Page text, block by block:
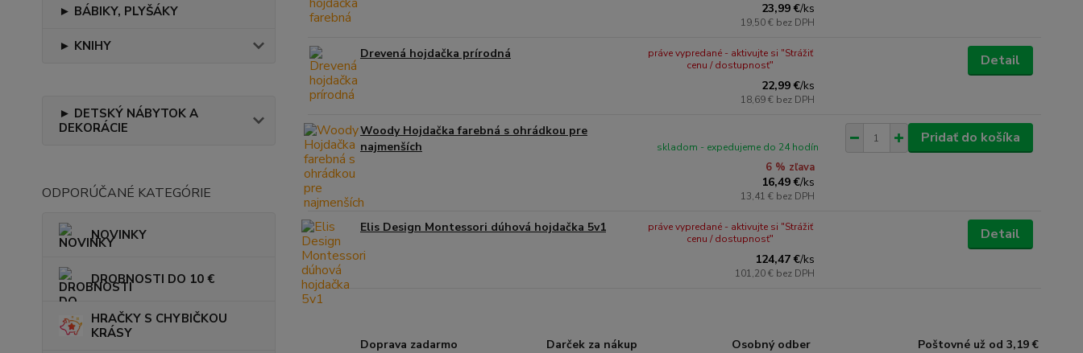
► BÁBIKY, PLYŠÁKY
► KNIHY
► DETSKÝ NÁBYTOK A
DEKORÁCIE
ODPORÚČANÉ KATEGÓRIE
NOVINKY
DROBNOSTI DO 10 €
HRAČKY S CHYBIČKOU
KRÁSY
23,99 €/ks
19,50 € bez DPH
Drevená hojdačka prírodná
22,99 €/ks
18,69 € bez DPH
práve vypredané - aktivujte si "Strážiť
cenu / dostupnosť"
Detail
Woody Hojdačka farebná s ohrádkou pre
najmenších
6 % zľava
16,49 €/ks
13,41 € bez DPH
skladom - expedujeme do 24 hodín
Pridať do košíka
Elis Design Montessori dúhová hojdačka 5v1
124,47 €/ks
101,20 € bez DPH
práve vypredané - aktivujte si "Strážiť
cenu / dostupnosť"
Detail
Doprava zadarmo
Darček za nákup
Osobný odber
Poštovné už od 3,19 €